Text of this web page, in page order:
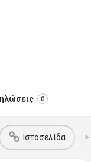
0
Ιστοσελίδα